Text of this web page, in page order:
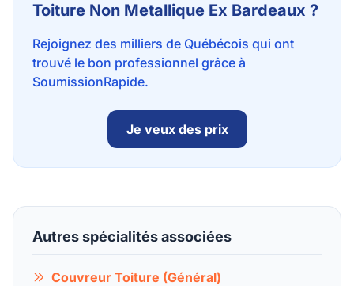
Toiture Non Metallique Ex Bardeaux ?
Rejoignez des milliers de Québécois qui ont
trouvé le bon professionnel grâce à
SoumissionRapide.
Je veux des prix
Autres spécialités associées
Couvreur Toiture (Général)